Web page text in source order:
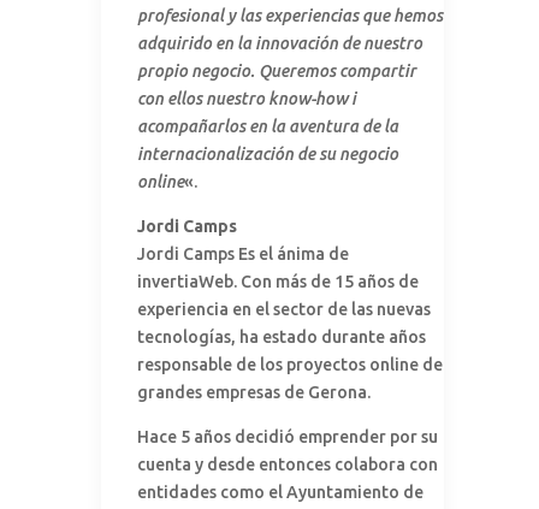
profesional y las experiencias que hemos
adquirido en la innovación de nuestro
propio negocio. Queremos compartir
con ellos nuestro know-how i
acompañarlos en la aventura de la
internacionalización de su negocio
online«.
Jordi Camps
Jordi Camps Es el ánima de
invertiaWeb. Con más de 15 años de
experiencia en el sector de las nuevas
tecnologías, ha estado durante años
responsable de los proyectos online de
grandes empresas de Gerona.
Hace 5 años decidió emprender por su
cuenta y desde entonces colabora con
entidades como el Ayuntamiento de